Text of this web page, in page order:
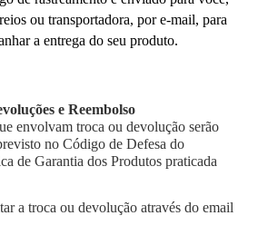
ou transportadora, por e-mail, para
a entrega do seu produto.
e Reembolso
envolvam troca ou devolução serão
no Código de Defesa do
de Garantia dos Produtos praticada